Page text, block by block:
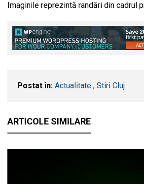
Imaginile reprezintă randări din cadrul
Postat în: Actualitate , Stiri Cluj
ARTICOLE SIMILARE